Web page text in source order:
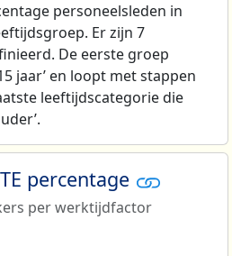
personeelsleden in
Er zijn 7
De eerste groep
jaar’ en loopt met stappen
leeftijdscategorie die
percentage
per werktijdfactor